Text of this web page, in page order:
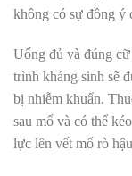
không có sự đồng ý
Uống đủ và đúng
trình kháng sinh sẽ
bị nhiễm khuẩn.
sau mổ và có thể
lực lên vết mổ rò